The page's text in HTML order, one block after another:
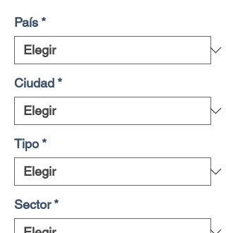
País*
Ciudad*
Tipo*
Sector*